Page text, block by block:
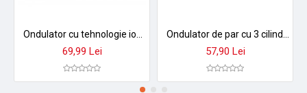
69,99 Lei 57,90 Lei